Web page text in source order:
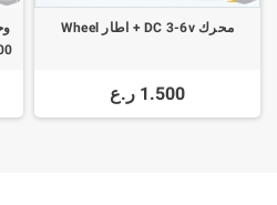
محرك DC 3-6v + اطار Wheel
1.500 ر.ع